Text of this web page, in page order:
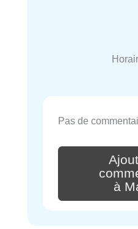
Pas de
à